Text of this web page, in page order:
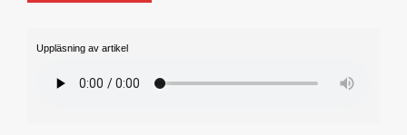
Uppläsning av artikel